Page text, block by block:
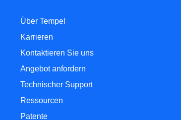
Über Tempel
Karrieren
Kontaktieren Sie uns
Angebot anfordern
Technischer Support
Ressourcen
Patente